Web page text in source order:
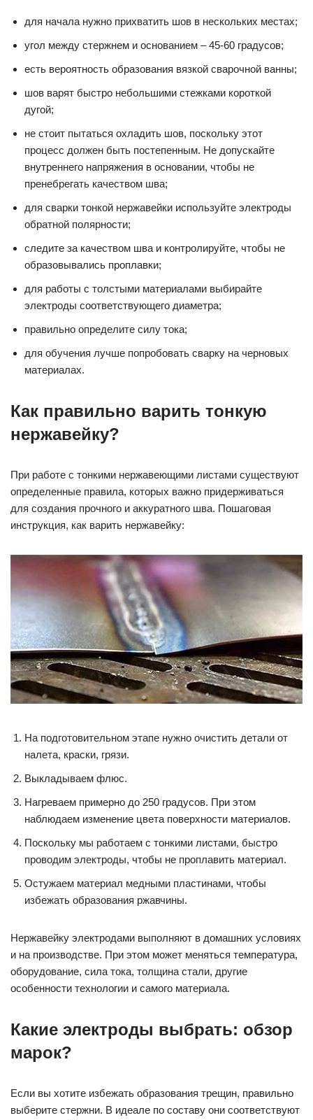
для начала нужно прихватить шов в нескольких местах;
угол между стержнем и основанием – 45-60 градусов;
есть вероятность образования вязкой сварочной ванны;
шов варят быстро небольшими стежками короткой
дугой;
не стоит пытаться охладить шов, поскольку этот
процесс должен быть постепенным. Не допускайте
внутреннего напряжения в основании, чтобы не
пренебрегать качеством шва;
для сварки тонкой нержавейки используйте электроды
обратной полярности;
следите за качеством шва и контролируйте, чтобы не
образовывались проплавки;
для работы с толстыми материалами выбирайте
электроды соответствующего диаметра;
правильно определите силу тока;
для обучения лучше попробовать сварку на черновых
материалах.
Как правильно варить тонкую
нержавейку?
При работе с тонкими нержавеющими листами существуют
определенные правила, которых важно придерживаться
для создания прочного и аккуратного шва. Пошаговая
инструкция, как варить нержавейку:
На подготовительном этапе нужно очистить детали от
налета, краски, грязи.
Выкладываем флюс.
Нагреваем примерно до 250 градусов. При этом
наблюдаем изменение цвета поверхности материалов.
Поскольку мы работаем с тонкими листами, быстро
проводим электроды, чтобы не проплавить материал.
Остужаем материал медными пластинами, чтобы
избежать образования ржавчины.
Нержавейку электродами выполняют в домашних условиях
и на производстве. При этом может меняться температура,
оборудование, сила тока, толщина стали, другие
особенности технологии и самого материала.
Какие электроды выбрать: обзор
марок?
Если вы хотите избежать образования трещин, правильно
выберите стержни. В идеале по составу они соответствуют